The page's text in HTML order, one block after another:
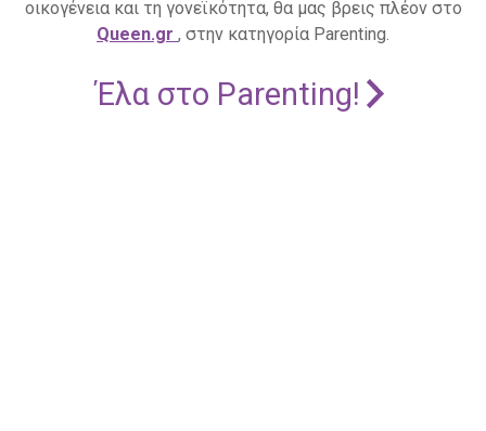
οικογένεια και τη γονεϊκότητα, θα μας βρεις πλέον στο
Queen.gr , στην κατηγορία Parenting.
Έλα στο Parenting!